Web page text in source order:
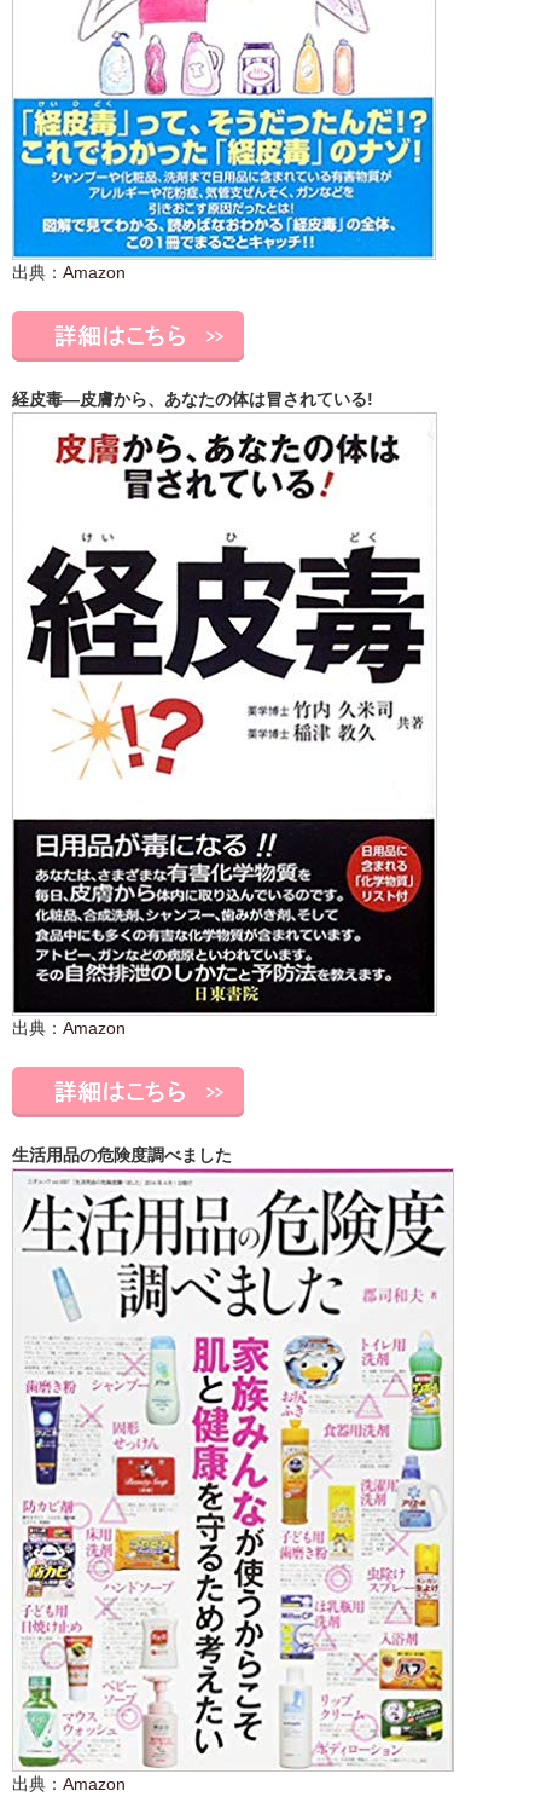
出典： Amazon
経皮毒―皮膚から、あなたの体は冒されている!
出典： Amazon
生活用品の危険度調べました
出典： Amazon